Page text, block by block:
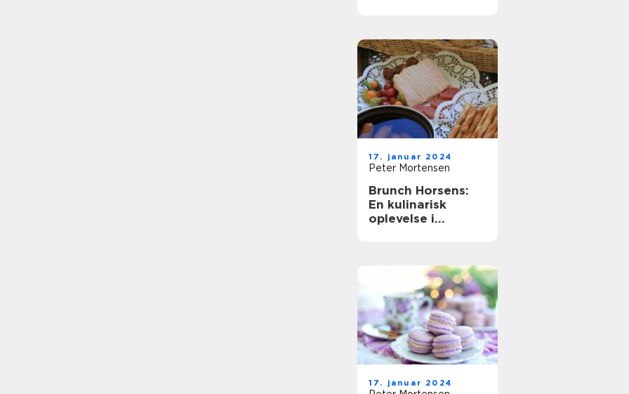
17. januar 2024
Peter Mortensen
Brunch Horsens:
En kulinarisk
oplevelse i
17. januar 2024